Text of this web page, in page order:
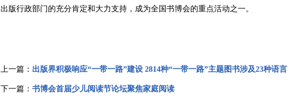
出版行政部门的充分肯定和大力支持，成为全国书博会的重点活动之一。
上一篇： 出版界积极响应“一带一路”建设 2814种“一带一路”主题图书涉及23种语言
下一篇： 书博会首届少儿阅读节论坛聚焦家庭阅读